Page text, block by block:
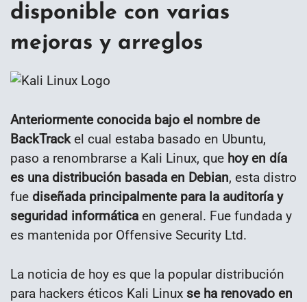
disponible con varias
mejoras y arreglos
Anteriormente conocida bajo el nombre de
BackTrackel cual estaba basado en Ubuntu,
paso a renombrarse a Kali Linux, que hoy en día
es una distribución basada en Debian, esta distro
fue diseñada principalmente para la auditoría y
seguridad informática en general. Fue fundada y
es mantenida por Offensive Security Ltd.
La noticia de hoy es que la popular distribución
para hackers éticos Kali Linux se ha renovado en